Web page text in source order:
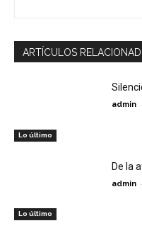
ARTÍCULOS
Lo último
admin -
Lo último
De la
admin -